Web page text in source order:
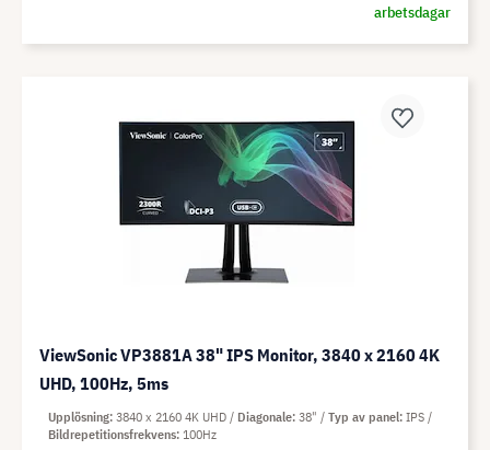
arbetsdagar
ViewSonic VP3881A 38" IPS Monitor, 3840 x 2160 4K
UHD, 100Hz, 5ms
Upplösning 3840 x 2160 4K UHD Diagonale 38" Typ av panel IPS
Bildrepetitionsfrekvens 100Hz